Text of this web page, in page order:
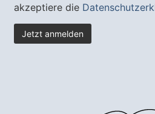
akzeptiere die